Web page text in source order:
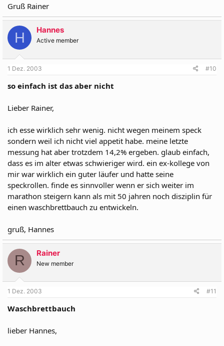
Gruß Rainer
H Hannes
Active member
1 Dez. 2003 #10
so einfach ist das aber nicht
Lieber Rainer,
ich esse wirklich sehr wenig. nicht wegen meinem speck
sondern weil ich nicht viel appetit habe. meine letzte
messung hat aber trotzdem 14,2% ergeben. glaub einfach,
dass es im alter etwas schwieriger wird. ein ex-kollege von
mir war wirklich ein guter läufer und hatte seine
speckrollen. finde es sinnvoller wenn er sich weiter im
marathon steigern kann als mit 50 jahren noch disziplin für
einen waschbrettbauch zu entwickeln.
gruß, Hannes
R Rainer
New member
1 Dez. 2003 #11
Waschbrettbauch
lieber Hannes,